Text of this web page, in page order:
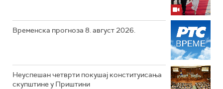
Временска прогноза 8. август 2026.
Неуспешан четврти покушај конституисања
скупштине у Приштини